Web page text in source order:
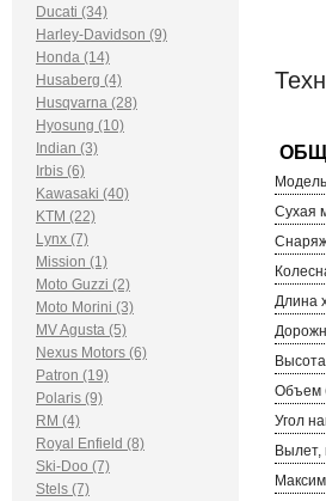
Ducati (34)
Harley-Davidson (9)
Honda (14)
Husaberg (4)
Husqvarna (28)
Hyosung (10)
Indian (3)
Irbis (6)
Kawasaki (40)
KTM (22)
Lynx (7)
Mission (1)
Moto Guzzi (2)
Moto Morini (3)
MV Agusta (5)
Nexus Motors (6)
Patron (19)
Polaris (9)
RM (4)
Royal Enfield (8)
Ski-Doo (7)
Stels (7)
Сухая
Длина
Объем
Угол
Вылет,